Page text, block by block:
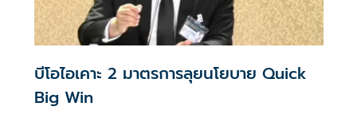
บีโอไอเคาะ 2 มาตรการลุยนโยบาย Quick
Big Win